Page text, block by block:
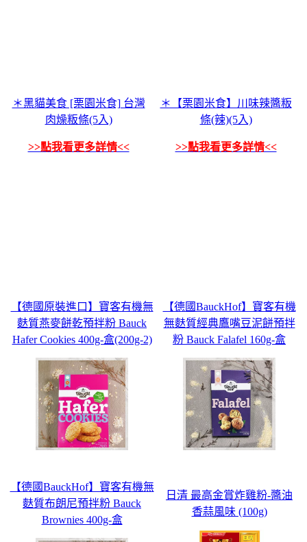
＊黑貓美食 [栗園米食] 台灣
肉燥粄條(5入)
>>點我看更多詳情<<
＊【栗園米食】川味辣醬粄
條(辣)(5入)
>>點我看更多詳情<<
【德國原裝進口】寶客有機無
麩質燕麥餅乾預拌粉 Bauck
Hafer Cookies 400g-盒(200g-2)
【德國BauckHof】寶客有機
無麩質經典鷹嘴豆泥餅預拌
粉 Bauck Falafel 160g-盒
【德國BauckHof】寶客有機無
麩質布朗尼預拌粉 Bauck
Brownies 400g-盒
日清 最高金賞炸雞粉-醬油
香蒜風味 (100g)